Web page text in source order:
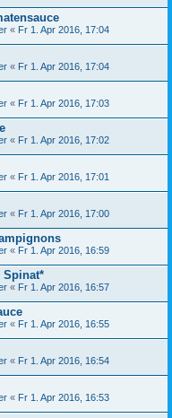
« Fr 1. Apr 2016, 17:04
« Fr 1. Apr 2016, 17:04
« Fr 1. Apr 2016, 17:03
« Fr 1. Apr 2016, 17:02
« Fr 1. Apr 2016, 17:01
« Fr 1. Apr 2016, 17:00
« Fr 1. Apr 2016, 16:59
Spinat*
« Fr 1. Apr 2016, 16:57
« Fr 1. Apr 2016, 16:55
« Fr 1. Apr 2016, 16:54
« Fr 1. Apr 2016, 16:53